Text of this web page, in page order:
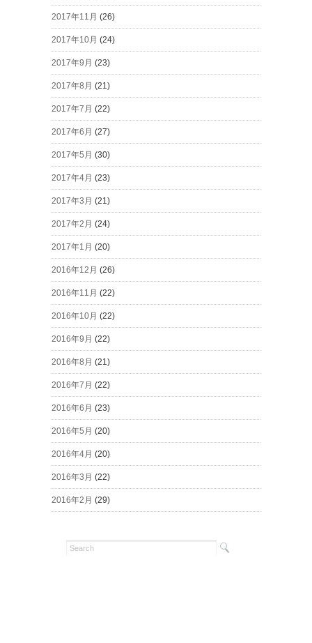
2017年11月 (26)
2017年10月 (24)
2017年9月 (23)
2017年8月 (21)
2017年7月 (22)
2017年6月 (27)
2017年5月 (30)
2017年4月 (23)
2017年3月 (21)
2017年2月 (24)
2017年1月 (20)
2016年12月 (26)
2016年11月 (22)
2016年10月 (22)
2016年9月 (22)
2016年8月 (21)
2016年7月 (22)
2016年6月 (23)
2016年5月 (20)
2016年4月 (20)
2016年3月 (22)
2016年2月 (29)